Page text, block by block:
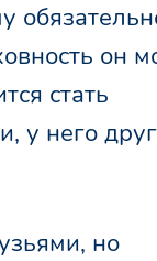
он
стать
у него
но